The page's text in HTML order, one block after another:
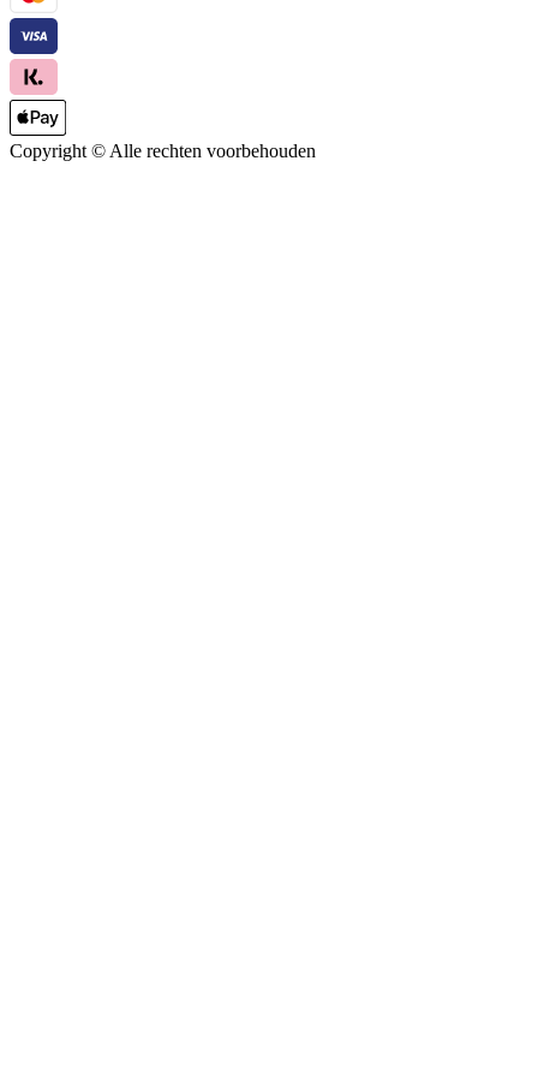
Copyright © Alle rechten voorbehouden